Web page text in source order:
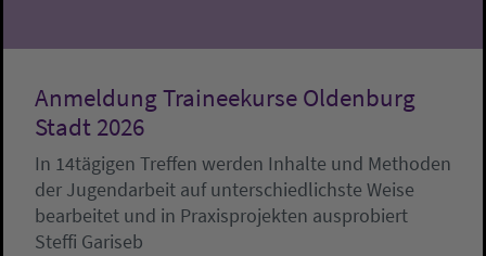
Anmeldung Traineekurse Oldenburg
Stadt 2026
In 14tägigen Treffen werden Inhalte und Methoden
der Jugendarbeit auf unterschiedlichste Weise
bearbeitet und in Praxisprojekten ausprobiert
Steffi Gariseb